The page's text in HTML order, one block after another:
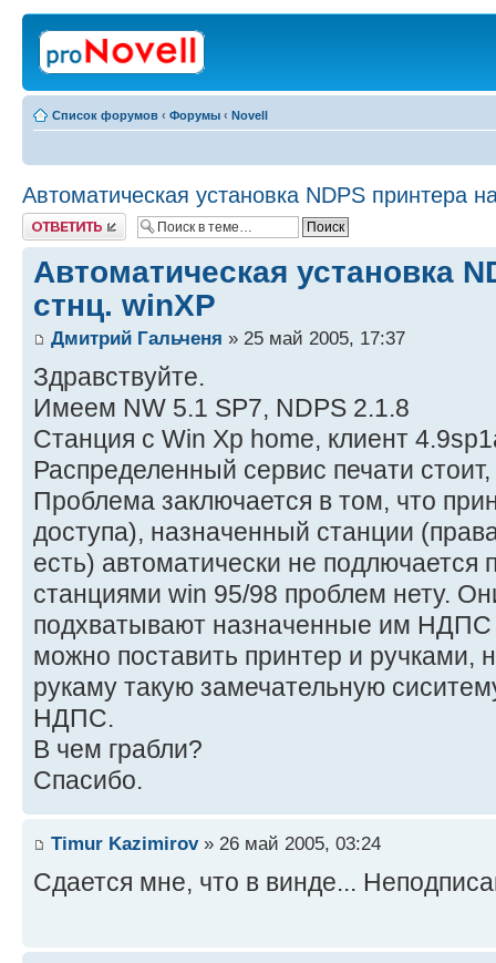
Список форумов ‹ Форумы ‹ Novell
Автоматическая установка NDPS принтера
Ответить
Автоматическая установка
стнц. winXP
Дмитрий Гальченя » 25 май 2005, 17:37
Здравствуйте.
Имеем NW 5.1 SP7, NDPS 2.1.8
Станция с Win Xp home, клиент
Распределенный сервис печати
Проблема заключается в том, что
доступа), назначенный станции
есть) автоматически не подлючается
станциями win 95/98 проблем нету.
подхватывают назначенные им НДПС
можно поставить принтер и ручками,
рукаму такую замечательную
НДПС.
В чем грабли?
Спасибо.
Timur Kazimirov» 26 май 2005, 03:24
Сдается мне, что в винде...